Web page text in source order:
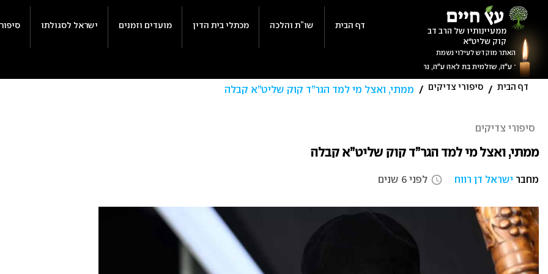
content
ממעיינותיו של הרב דב
קוק שליט"א
דף הבית שו”ת והלכה מכתלי בית הדין מועדים וזמנים ישראל לסגולתו
האתר מוקדש לעילוי נשמת
דף הבית / סיפורי צדיקים / ממתי, ואצל מי למד הגר”ד קוק שליט”א קבלה
סיפורי צדיקים
ממתי, ואצל מי למד הגר”ד קוק שליט”א קבלה
מחבר ישראל דן רווח access_time לפני 6 שנים